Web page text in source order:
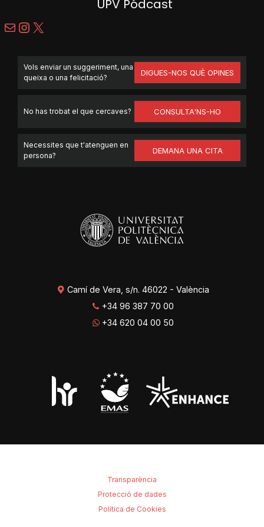
UPV Pódcast
MailInstagram
X
Vols enviar un suggeriment, una
queixa o una felicitació?
DIGUES-NOS QUÈ OPINES
No has trobat el que cercaves? CONSULTA'NS-HO
Necessites que t'atenguen en
persona?
DEMANA UNA CITA
Camí de Vera, s/n. 46022 - València
+34 96 387 70 00
+34 620 04 00 50
Transparència
Protecció de dades
Política de Cookies